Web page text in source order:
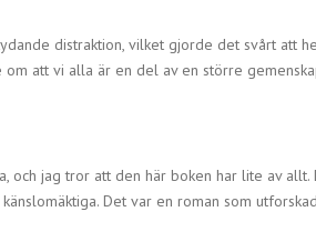
distraktion, vilket gjorde det svårt att
att vi alla är en del av en större
jag tror att den här boken har lite av allt.
Det var en roman som